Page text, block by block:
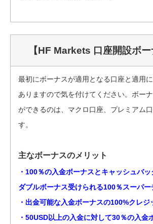
【HF Markets 口座開設ボー
最初にボーナスが適用となる口座と適用
ありますので気を付けてください。ボー
ができるのは、マクロ口座、プレミアム
す。
主なボーナスのメリット
・100％の入金ボーナスとキャッシュバッ
ダブルボーナス受けられる100％スーパ
・出金可能な入金ボーナスの100%クレジ
・50USD以上の入金に対して30％の入金